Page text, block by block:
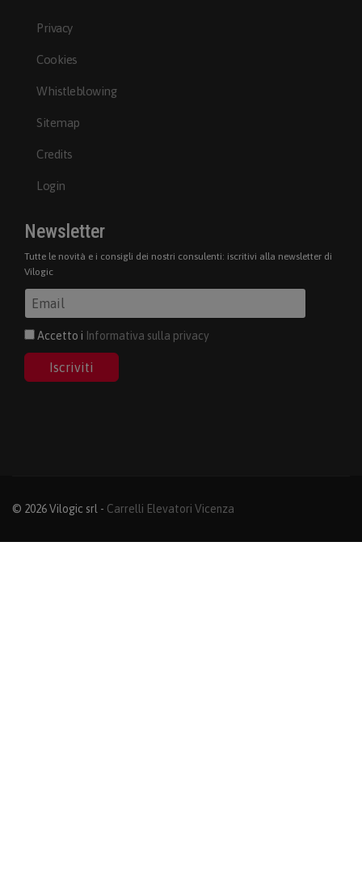
Privacy
Cookies
Whistleblowing
Sitemap
Credits
Login
Newsletter
Tutte le novità e i consigli dei nostri consulenti: iscritivi alla newsletter di
Vilogic
Accetto i Informativa sulla privacy
Iscriviti
© 2026 Vilogic srl - Carrelli Elevatori Vicenza